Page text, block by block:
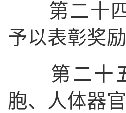
第二十
予以表彰奖励
第二十
胞、人体器